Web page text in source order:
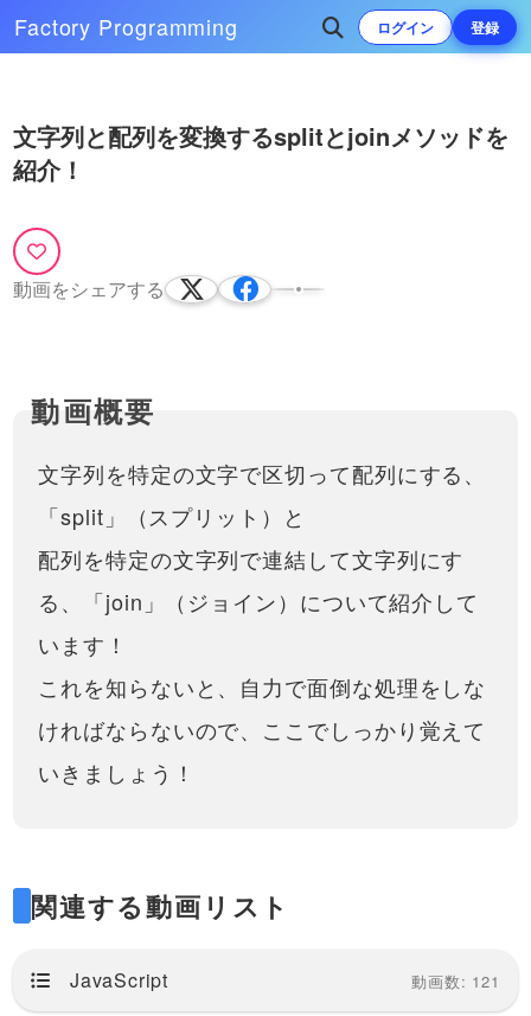
Factory Programming ログイン 登録
次によく再生されている動画
の違いや、thisの挙動の違い、また
使い所やメリットなどについてお話
文字列と配列を変換するsplitとjoinメソッドを
紹介！
動画をシェアする
文字列を特定の文字で区切って配列にする、
「split」（スプリット）と
配列を特定の文字列で連結して文字列にす
る、「join」（ジョイン）について紹介して
います！
これを知らないと、自力で面倒な処理をしな
ければならないので、ここでしっかり覚えて
いきましょう！
関連する動画リスト
JavaScript 動画数: 121